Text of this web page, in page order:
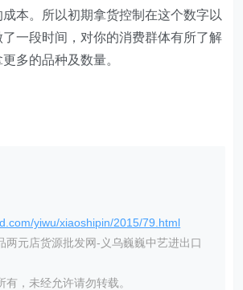
本。所以初期拿货控制在这个数字以
一段时间，对你的消费群体有所了解
多的品种及数量。
yiwu/xiaoshipin/2015/79.html
两元店货源批发网-义乌巍巍中艺进出口
，未经允许请勿转载。